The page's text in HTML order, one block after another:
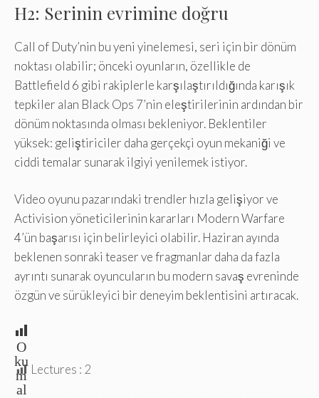
H2: Serinin evrimine doğru
Call of Duty’nin bu yeni yinelemesi, seri için bir dönüm
noktası olabilir; önceki oyunların, özellikle de
Battlefield 6 gibi rakiplerle karşılaştırıldığında karışık
tepkiler alan Black Ops 7’nin eleştirilerinin ardından bir
dönüm noktasında olması bekleniyor. Beklentiler
yüksek: geliştiriciler daha gerçekçi oyun mekaniği ve
ciddi temalar sunarak ilgiyi yenilemek istiyor.
Video oyunu pazarındaki trendler hızla gelişiyor ve
Activision yöneticilerinin kararları Modern Warfare
4’ün başarısı için belirleyici olabilir. Haziran ayında
beklenen sonraki teaser ve fragmanlar daha da fazla
ayrıntı sunarak oyuncuların bu modern savaş evreninde
özgün ve sürükleyici bir deneyim beklentisini artıracak.
O
ku
m
al
Lectures : 2